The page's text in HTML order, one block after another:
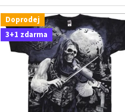
Doprodej
3+1 zdarma